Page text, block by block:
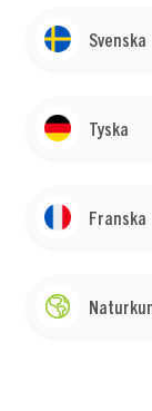
Svenska
Tyska
Franska